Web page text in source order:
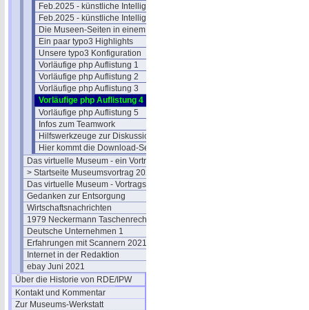
Feb.2025 - künstliche Intelligenz 2
Feb.2025 - künstliche Intelligenz 3
Die Museen-Seiten in einem CMS
Ein paar typo3 Highlights
Unsere typo3 Konfiguration
Vorläufige php Auflistung 1
Vorläufige php Auflistung 2
Vorläufige php Auflistung 3
Vorläufige php Auflistung 4
Vorläufige php Auflistung 5
Infos zum Teamwork
Hilfswerkzeuge zur Diskussion
Hier kommt die Download-Seite
Das virtuelle Museum - ein Vortrag
> Startseite Museumsvortrag 2021
Das virtuelle Museum - Vortragstext
Gedanken zur Entsorgung
Wirtschaftsnachrichten
1979 Neckermann Taschenrechner
Deutsche Unternehmen 1
Erfahrungen mit Scannern 2021
Internet in der Redaktion
ebay Juni 2021
Über die Historie von RDE/IPW
Kontakt und Kommentar
Zur Museums-Werkstatt